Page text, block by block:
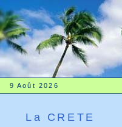
9 Août 2026
La CRETE